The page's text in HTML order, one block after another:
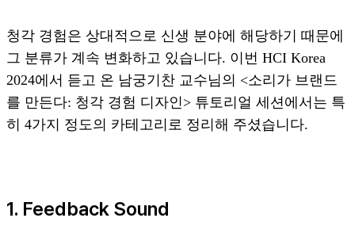
청각 경험은 상대적으로 신생 분야에 해당하기 때문에
그 분류가 계속 변화하고 있습니다. 이번 HCI Korea
2024에서 듣고 온 남궁기찬 교수님의 <소리가 브랜드
를 만든다: 청각 경험 디자인> 튜토리얼 세션에서는 특
히 4가지 정도의 카테고리로 정리해 주셨습니다.
1. Feedback Sound